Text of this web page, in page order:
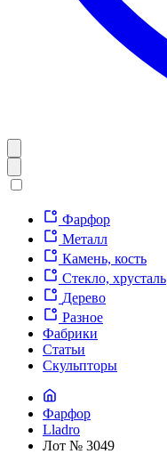
Фарфор
Металл
Камень, кость
Стекло, хрусталь
Дерево
Разное
Фабрики
Статьи
Скульпторы
Фарфор
Lladro
Лот № 3049